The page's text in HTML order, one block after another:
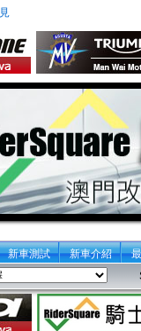
新車測試 新車介紹